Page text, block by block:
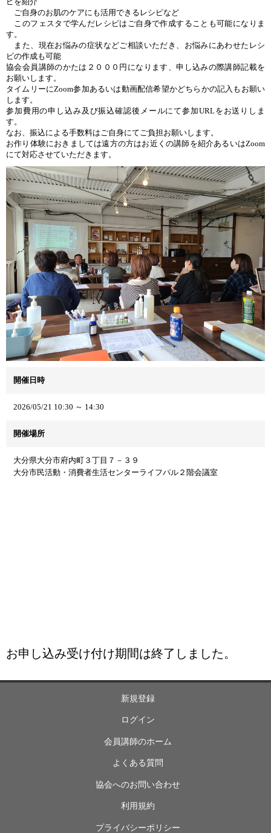
ご自身のお肌のケアにも活用できるレシピなど
このフェスタで学んだレシピはご自身で作成することも可能になりま
す。
また、現在お悩みの症状などご相談いただき、お悩みにあわせたレシ
ピの作成も可能
協会会員講師のかたは２０００円になります、申し込みの際講師記載を
お願いします。
タイムリーにZoom参加あるいは動画配信希望かどちらかの記入もお願い
します。
参加費用の申し込み及び振込確認後メールにて参加URLをお送りしま
す。
なお、振込による手数料はご自身にてご負担お願いします。
お作り体験におきましては遠方の方はお近くの講師を紹介あるいはZoom
にて対応させていただきます。
開催日時
2026/05/21 10:30 ～ 14:30
開催場所
大分県大分市府内町３丁目７－３９
大分市民活動・消費者生活センターライフパル２階会議室
お申し込み受け付け期間は終了しました。
新規登録
ログイン
会員講師のホーム
よくある質問
協会へのお問い合わせ
利用規約
プライバシーポリシー